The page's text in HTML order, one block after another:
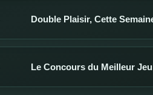
Double Plaisir, Cette
Le Concours du Meilleur